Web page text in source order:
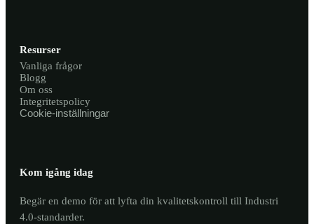
Resurser
Vanliga frågor
Blogg
Om oss
Integritetspolicy
Cookie-inställningar
Kom igång idag
Begär en demo för att lyfta din kvalitetskontroll till Industri
4.0-standarder.